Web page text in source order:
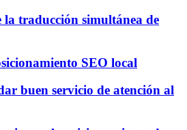
la traducción simultánea de
SEO local
buen servicio de atención al